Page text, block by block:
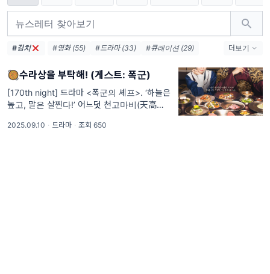
#김치 #영화 (55) #드라마 (33)
#큐레이션 (29)
#넷플릭스 (7)
#책 (6) #SF (6)
#케데헌 (5)
#케이팝 (4)
#인터뷰 (4)
#오스카 (4)
#청춘 (4)
#AI (4)
더보기
🥘수라상을 부탁해! (게스트: 폭군)
[170th night] 드라마 <폭군의 셰프>. ‘하늘은
높고, 말은 살찐다!’ 어느덧 천고마비(天高馬
가 가시지 않았지만, 저녁이면 솔솔~ 불어오는
2025.09.10 · 드라마 · 조회 650